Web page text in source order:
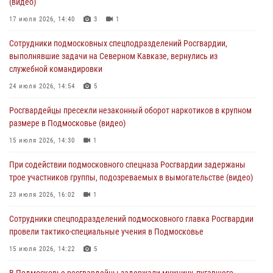
изготовлении поддельных документов (видео)
05 августа 2026, 15:48
Сотрудники спецподразделения подмосковного главка Росгвардии
отработали навыки огневой подготовки на комплексных учениях
04 августа 2026, 12:21
сигналам «Тревога» с охраняемых объектов в Подмосковье
04 августа 2026, 12:15
(видео)
03 августа 2026, 15:32
17 июля 2026, 14:40 3 1
Сотрудники подмосковных спецподразделений Росгвардии,
выполнявшие задачи на Северном Кавказе, вернулись из
служебной командировки
24 июля 2026, 14:54 5
Росгвардейцы пресекли незаконный оборот наркотиков в крупном
размере в Подмосковье (видео)
15 июля 2026, 14:30 1
При содействии подмосковного спецназа Росгвардии задержаны
трое участников группы, подозреваемых в вымогательстве (видео)
23 июля 2026, 16:02 1
Сотрудники спецподразделений подмосковного главка Росгвардии
провели тактико-специальные учения в Подмосковье
15 июля 2026, 14:22 5